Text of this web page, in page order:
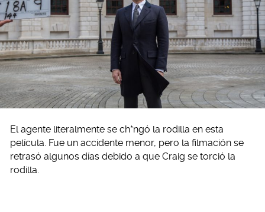
El agente literalmente se ch*ngó la rodilla en esta
película. Fue un accidente menor, pero la filmación se
retrasó algunos días debido a que Craig se torció la
rodilla.